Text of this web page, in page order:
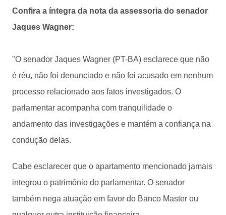
Confira a íntegra da nota da assessoria do senador
Jaques Wagner:
"O senador Jaques Wagner (PT-BA) esclarece que não
é réu, não foi denunciado e não foi acusado em nenhum
processo relacionado aos fatos investigados. O
parlamentar acompanha com tranquilidade o
andamento das investigações e mantém a confiança na
condução delas.
Cabe esclarecer que o apartamento mencionado jamais
integrou o patrimônio do parlamentar. O senador
também nega atuação em favor do Banco Master ou